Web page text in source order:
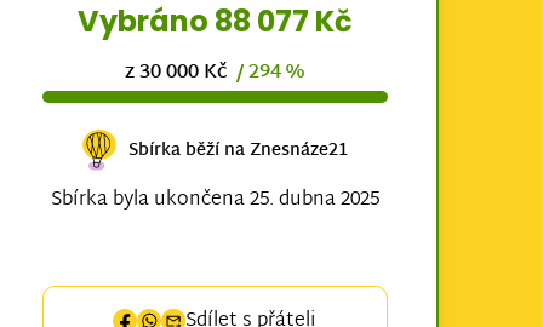
Vybráno 88 077 Kč
z 30 000 Kč/ 294 %
Sbírka běží na Znesnáze21
Sbírka byla ukončena 25. dubna 2025